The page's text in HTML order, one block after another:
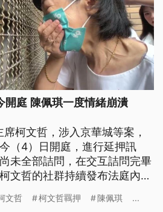
開庭 陳佩琪一度情緒崩潰
柯文哲，涉入京華城等案，
（4）日開庭，進行延押訊
未全部詰問，在交互詰問完畢
文哲的社群持續發布法庭內
佩琪今也到場，但她情緒一度
文哲 柯文哲羈押 陳佩琪 ...